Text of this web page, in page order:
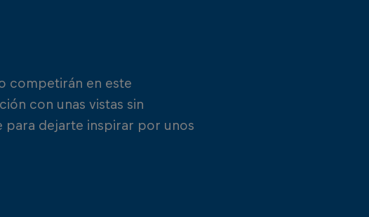
competirán en este
con unas vistas sin
dejarte inspirar por unos